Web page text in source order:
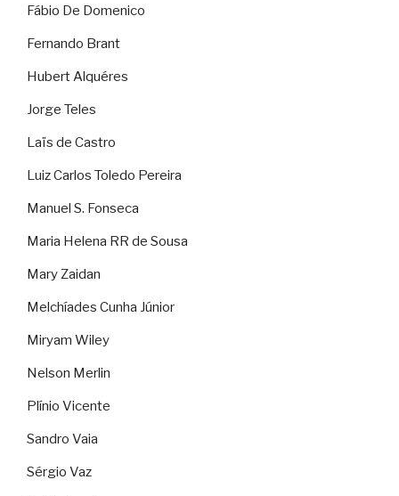
Fábio De Domenico
Fernando Brant
Hubert Alquéres
Jorge Teles
Laïs de Castro
Luiz Carlos Toledo Pereira
Manuel S. Fonseca
Maria Helena RR de Sousa
Mary Zaidan
Melchíades Cunha Júnior
Miryam Wiley
Nelson Merlin
Plínio Vicente
Sandro Vaia
Sérgio Vaz